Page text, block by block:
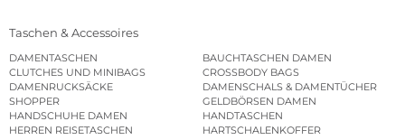
Taschen & Accessoires
DAMENTASCHEN
BAUCHTASCHEN DAMEN
CLUTCHES UND MINIBAGS
CROSSBODY BAGS
DAMENRUCKSÄCKE
DAMENSCHALS & DAMENTÜCHER
SHOPPER
GELDBÖRSEN DAMEN
HANDSCHUHE DAMEN
HANDTASCHEN
HERREN REISETASCHEN
HARTSCHALENKOFFER